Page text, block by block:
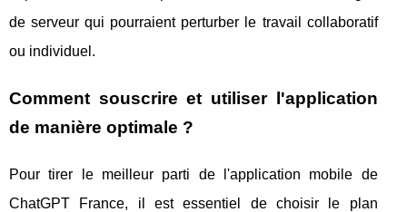
de serveur qui pourraient perturber le travail collaboratif
ou individuel.
Comment souscrire et utiliser l'application
de manière optimale ?
Pour tirer le meilleur parti de l'application mobile de
ChatGPT France, il est essentiel de choisir le plan